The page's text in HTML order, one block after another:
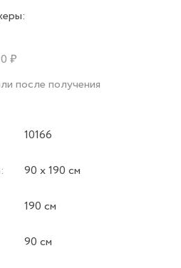
₽
после получения
10166
90 х 190 см
190 см
90 см